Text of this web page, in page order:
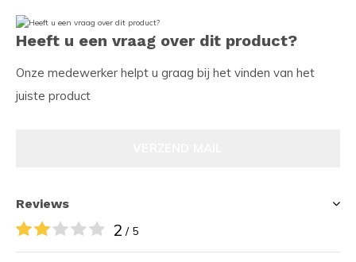
Heeft u een vraag over dit product?
Onze medewerker helpt u graag bij het vinden van het
juiste product
Reviews
2 / 5